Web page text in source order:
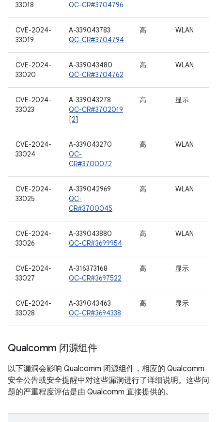
33018
QC-CR#3704796
CVE-2024-
33019
A-339043783
QC-CR#3704794
高 WLAN
CVE-2024-
33020
A-339043480
QC-CR#3704762
高 WLAN
CVE-2024-
33023
A-339043278
QC-CR#3702019
[2]
高 显示
CVE-2024-
33024
A-339043270
QC-
CR#3700072
高 WLAN
CVE-2024-
33025
A-339042969
QC-
CR#3700045
高 WLAN
CVE-2024-
33026
A-339043880
QC-CR#3699954
高 WLAN
CVE-2024-
33027
A-316373168
QC-CR#3697522
高 显示
CVE-2024-
33028
A-339043463
QC-CR#3694338
高 显示
Qualcomm 闭源组件
以下漏洞会影响 Qualcomm 闭源组件，相应的 Qualcomm
安全公告或安全提醒中对这些漏洞进行了详细说明。这些问
题的严重程度评估是由 Qualcomm 直接提供的。